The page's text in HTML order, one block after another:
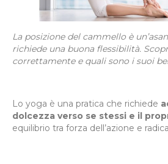
La posizione del cammello è
richiede una buona flessibilità.
correttamente e quali sono i suoi
Lo yoga è una pratica che richiede
dolcezza verso se stessi e il
equilibrio tra forza dell’azione e